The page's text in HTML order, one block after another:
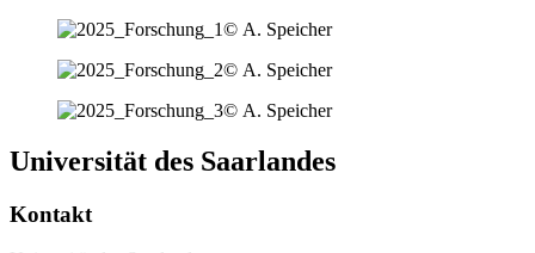
© A. Speicher
© A. Speicher
© A. Speicher
Universität des Saarlandes
Kontakt